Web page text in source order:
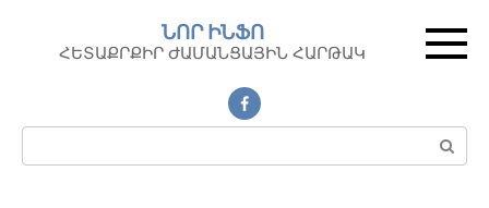
контенту
ՆՈՐ ԻՆՖՈ
ՀԵՏԱՔՐՔԻՐ ԺԱՄԱՆՑԱՅԻՆ ՀԱՐԹԱԿ
Поиск: